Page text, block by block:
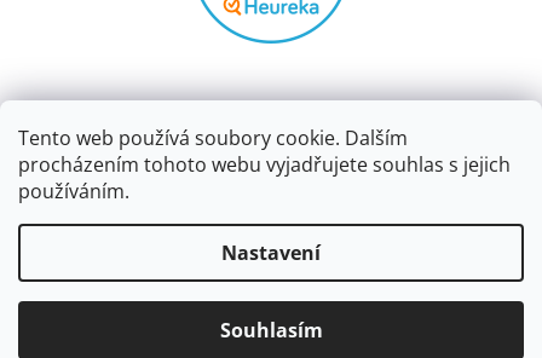
Tento web používá soubory cookie. Dalším
procházením tohoto webu vyjadřujete souhlas s jejich
používáním.
Nastavení
Souhlasím
vyhrazena.